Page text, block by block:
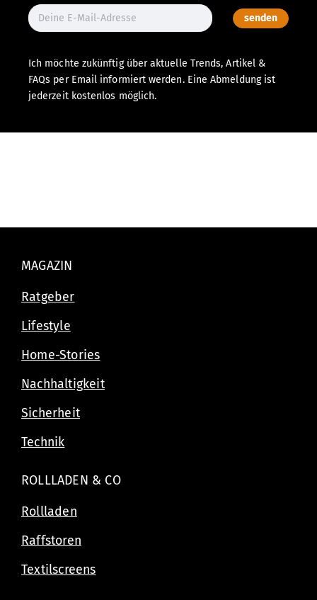
senden
Ich möchte zukünftig über aktuelle Trends, Artikel &
FAQs per Email informiert werden. Eine Abmeldung ist
jederzeit kostenlos möglich.
MAGAZIN
Ratgeber
Lifestyle
Home-Stories
Nachhaltigkeit
Sicherheit
Technik
ROLLLADEN & CO
Rollladen
Raffstoren
Textilscreens